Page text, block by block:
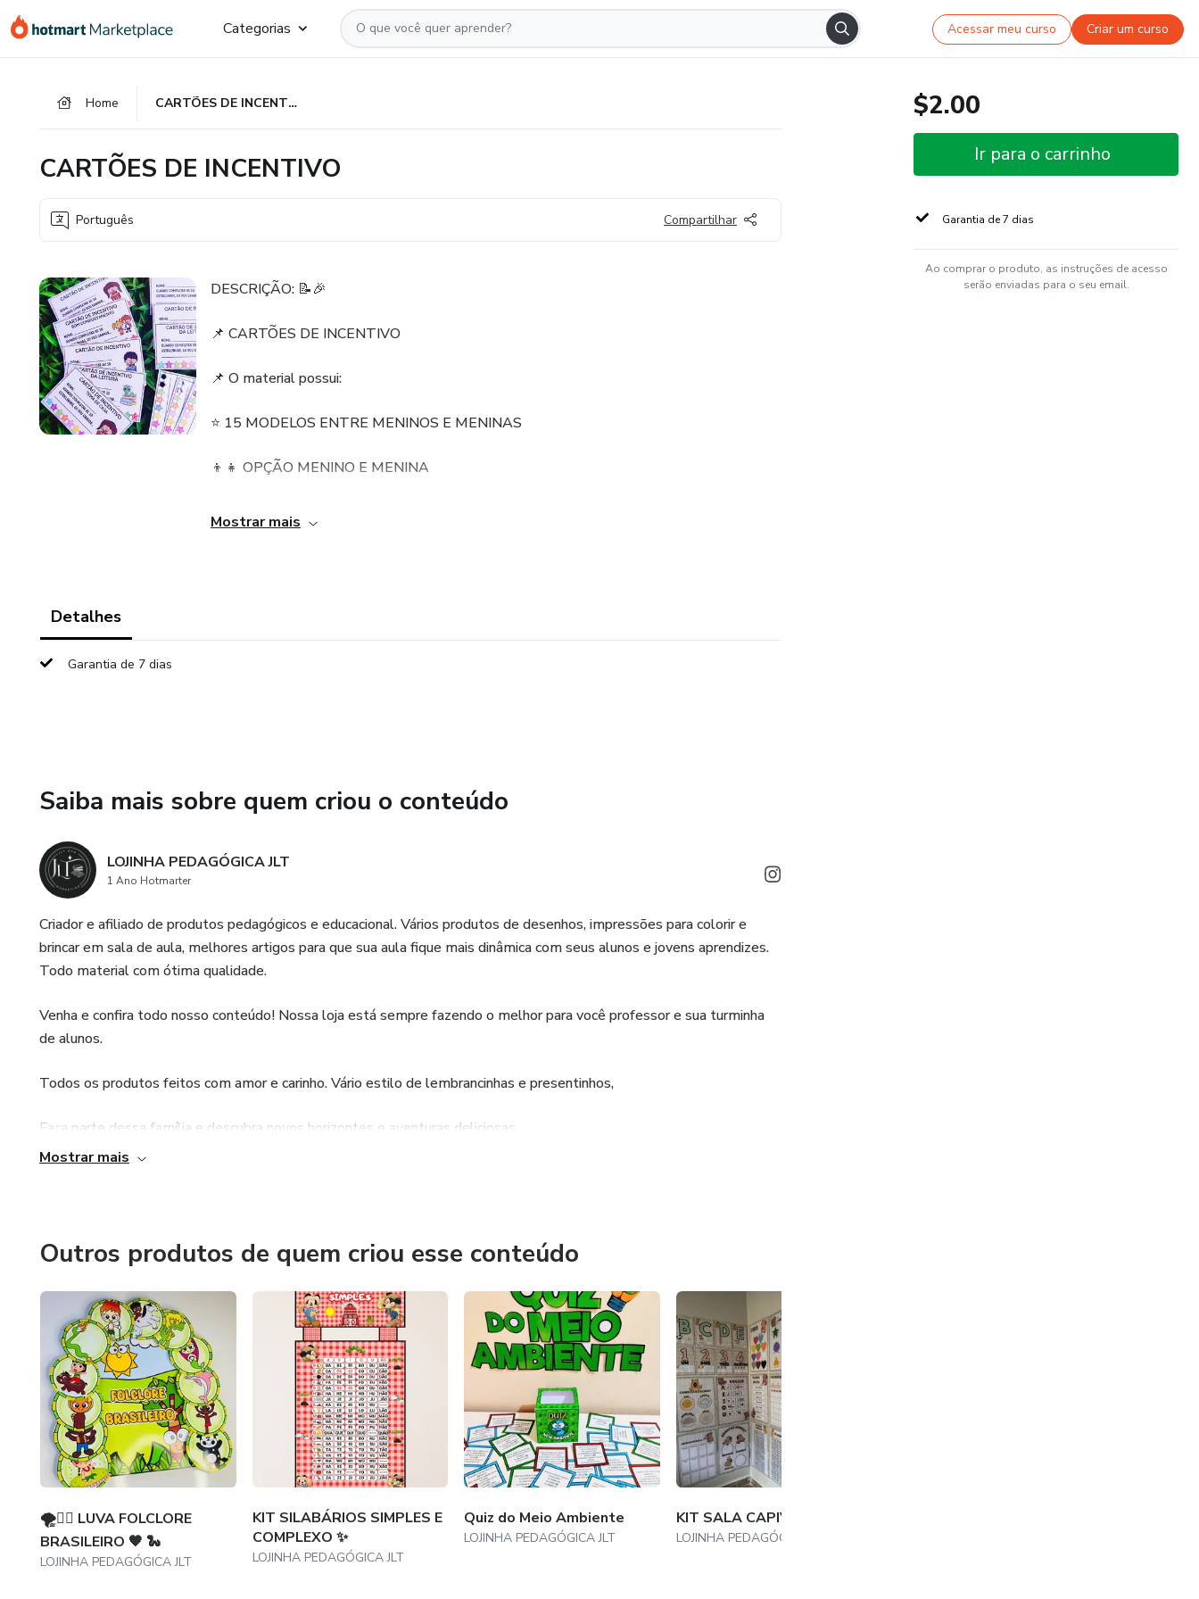
para
para
para
Categorias Acessar meu curso Criar um curso
Home CARTÕES DE INCENTIVO
CARTÕES DE INCENTIVO
Português Compartilhar
DESCRIÇÃO: 📝🎉
📌 CARTÕES DE INCENTIVO
📌 O material possui:
⭐ 15 MODELOS ENTRE MENINOS E MENINAS
👦👧 OPÇÃO MENINO E MENINA
🏆📖 OPÇÕES BOM COMPORTAMENTO, LEITURA E TEMA DE CASA
Mostrar mais
Detalhes
Garantia de 7 dias
Saiba mais sobre quem criou o conteúdo
LOJINHA PEDAGÓGICA JLT
1 Ano Hotmarter
Criador e afiliado de produtos pedagógicos e educacional. Vários produtos de desenhos, impressões para colorir e
brincar em sala de aula, melhores artigos para que sua aula fique mais dinâmica com seus alunos e jovens aprendizes.
Todo material com ótima qualidade.
Venha e confira todo nosso conteúdo! Nossa loja está sempre fazendo o melhor para você professor e sua turminha
de alunos.
Todos os produtos feitos com amor e carinho. Vário estilo de lembrancinhas e presentinhos,
Faça parte dessa família e descubra novos horizontes e aventuras deliciosas.
Mostrar mais
Outros produtos de quem criou esse conteúdo
🌪️🧜‍♀️ LUVA FOLCLORE
BRASILEIRO 🧡 🐍
LOJINHA PEDAGÓGICA JLT
KIT SILABÁRIOS SIMPLES E
COMPLEXO ✨
LOJINHA PEDAGÓGICA JLT
Quiz do Meio Ambiente
LOJINHA PEDAGÓGICA JLT
KIT SALA CAPIVARA
LOJINHA PEDAGÓGICA JLT
$2.00
Ir para o carrinho
Garantia de 7 dias
Ao comprar o produto, as instruções de acesso
serão enviadas para o seu email.